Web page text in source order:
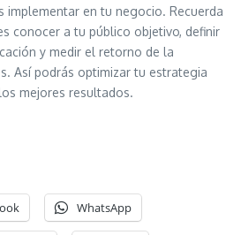
implementar en tu negocio. Recuerda
conocer a tu público objetivo, definir
y medir el retorno de la
Así podrás optimizar tu estrategia
mejores resultados.
WhatsApp